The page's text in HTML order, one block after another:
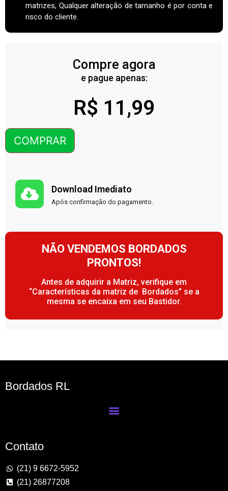
matrizes, Qualquer alteração de tamanho é por conta e
risco do cliente.
Compre agora
e pague apenas:
R$ 11,99
COMPRAR
Download Imediato
Após confirmação do pagamento.
NÃO VENDEMOS BORDADOS
PRONTOS!
Antes de adquirir a Matriz, verifique em
“Características da matriz de Bordados” se a
mesma se encaixa em seu Bastidor.
Bordados RL
Contato
(21) 9 6672-5952
(21) 26877208